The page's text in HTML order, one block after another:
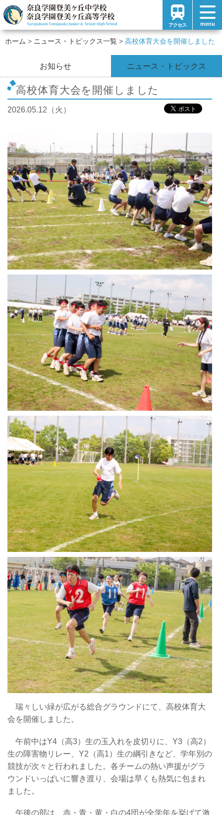
アクセス menu
ホーム ニュース・トピックス一覧 高校体育大会を開催しました
お知らせ ニュース・トピックス
高校体育大会を開催しました
2026.05.12（火）
瑞々しい緑が広がる総合グラウンドにて、高校体育大
会を開催しました。
午前中はY4（高3）生の玉入れを皮切りに、Y3（高2）
生の障害物リレー、Y2（高1）生の綱引きなど、学年別の
競技が次々と行われました。各チームの熱い声援がグラ
ウンドいっぱいに響き渡り、会場は早くも熱気に包まれ
ました。
午後の部は、赤・青・黄・白の4団が全学年を挙げて激